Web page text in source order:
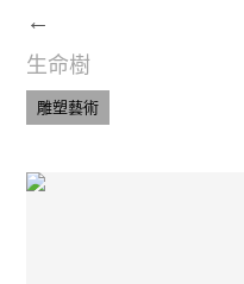
←
生命樹
雕塑藝術